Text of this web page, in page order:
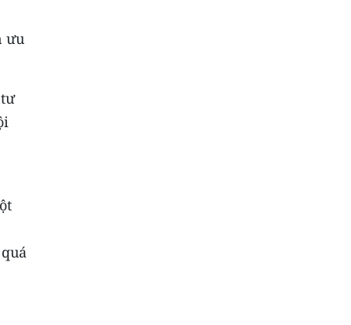
ưu